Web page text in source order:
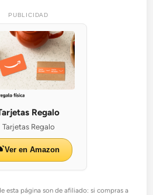
PUBLICIDAD
Regalo
Tarjetas Regalo
Ver en Amazon
esta página son de afiliado: si compras a